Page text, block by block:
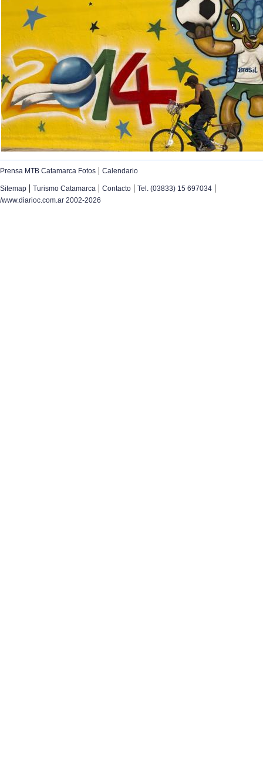
Prensa MTB Catamarca Fotos | Calendario
Sitemap | Turismo Catamarca | Contacto | Tel. (03833) 15 697034 |
/www.diarioc.com.ar 2002-2026